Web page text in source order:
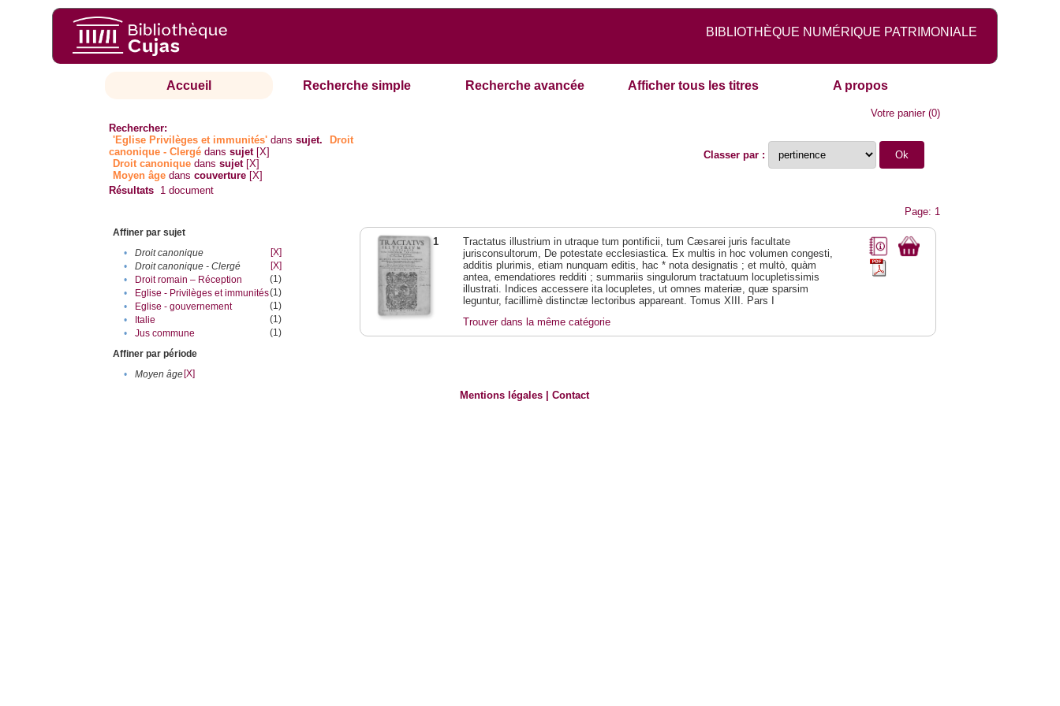
BIBLIOTHÈQUE NUMÉRIQUE PATRIMONIALE
Accueil Recherche simple Recherche avancée Afficher tous les titres A propos
Votre panier(0)
Rechercher:
'Eglise Privilèges et immunités' danssujet.
Droit
canonique - Clergé danssujet [X]
Droit canonique danssujet [X]
Moyen âge danscouverture [X]
Classer par :
Résultats 1 document
Page: 1
Affiner par sujet
•
Droit canonique
[X]
•
Droit canonique - Clergé
[X]
•
Droit romain – Réception
(1)
•
Eglise - Privilèges et immunités(1)
•
Eglise - gouvernement
(1)
•
Italie
(1)
•
Jus commune
(1)
Affiner par période
•
Moyen âge[X]
1
Tractatus illustrium in utraque tum pontificii, tum Cæsarei juris facultate
jurisconsultorum, De potestate ecclesiastica. Ex multis in hoc volumen congesti,
additis plurimis, etiam nunquam editis, hac * nota designatis ; et multò, quàm
antea, emendatiores redditi ; summariis singulorum tractatuum locupletissimis
illustrati. Indices accessere ita locupletes, ut omnes materiæ, quæ sparsim
leguntur, facillimè distinctæ lectoribus appareant. Tomus XIII. Pars I
Trouver dans la même catégorie
Mentions légales |Contact